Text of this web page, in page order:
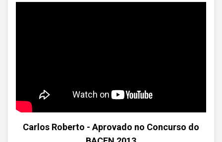
Carlos Roberto - Aprovado no Concurso do